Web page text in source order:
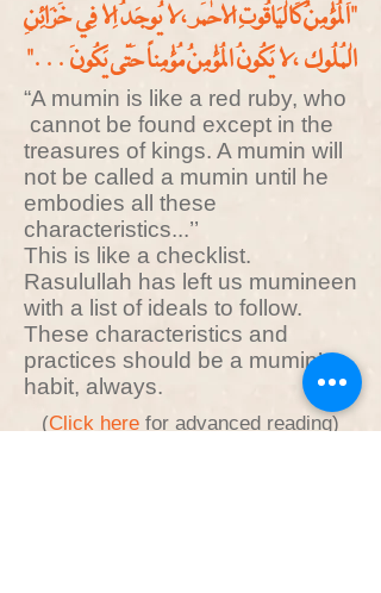
"اَلمُؤْمِنُ كَالْيَاقُوتِ الاحْمَر، لا يُوجَدُ اِلا فِي خَزَائِنِ
الْمُلُوك، لا يَكُونُ المُؤْمِنُ مُؤْمِناً حَتَّى يَكُونَ..."
“A mumin is like a red ruby, who
cannot be found except in the
treasures of kings. A mumin will
not be called a mumin until he
embodies all these
characteristics...’’
This is like a checklist.
Rasulullah has left us mumineen
with a list of ideals to follow.
These characteristics and
practices should be a mumin’s
habit, always.
(Click here for advanced reading)